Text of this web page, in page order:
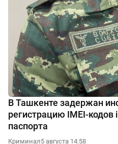
В Ташкенте задержан
регистрацию IMEI-кодов
паспорта
Криминал5 августа 14:58